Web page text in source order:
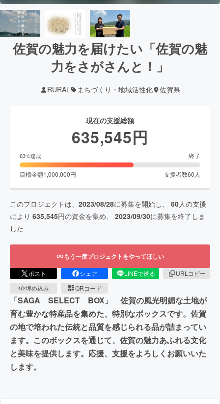
佐賀の魅力を届けたい「佐賀の魅
力をさがさんと！」
RURAL まちづくり・地域活性化 佐賀県
現在の支援総額
635,545円
63%達成 終了
目標金額1,000,000円 支援者数60 人
このプロジェクトは、 2023/08/28に募集を開始し、 60人の支援
により 635,545円の資金を集め、 2023/09/30に募集を終了しま
した
もう一度プロジェクトをやってほしい
ポスト シェア LINEで送る
URLコピー
埋め込み
QRコード
「SAGA SELECT BOX」 佐賀の風光明媚な土地が
育む豊かな特産品を集めた、特別なボックスです。佐賀
の地で培われた伝統と品質を感じられる品が詰まってい
ます。このボックスを通じて、佐賀の魅力あふれる文化
と美味を提供します。応援、支援をよろしくお願いいた
します。